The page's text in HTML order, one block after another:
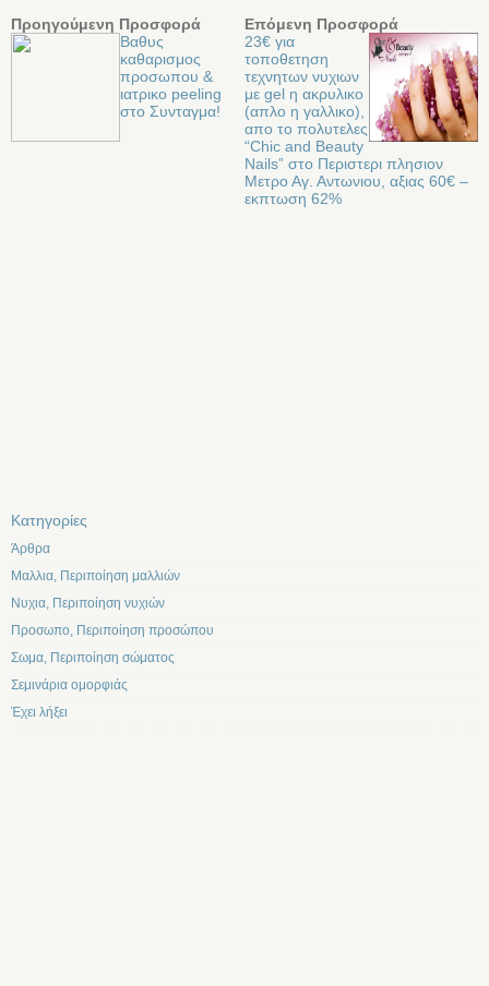
Προηγούμενη Προσφορά
Βαθυς
καθαρισμος
προσωπου &
ιατρικο peeling
στο Συνταγμα!
Επόμενη Προσφορά
23€ για
τοποθετηση
τεχνητων νυχιων
με gel η ακρυλικο
(απλο η γαλλικο),
απο το πολυτελες
“Chic and Beauty
Nails” στο Περιστερι πλησιον
Μετρο Αγ. Αντωνιου, αξιας 60€ –
εκπτωση 62%
Kατηγορίες
Άρθρα
Μαλλια, Περιποίηση μαλλιών
Νυχια, Περιποίηση νυχιών
Προσωπο, Περιποίηση προσώπου
Σωμα, Περιποίηση σώματος
Σεμινάρια ομορφιάς
Έχει λήξει